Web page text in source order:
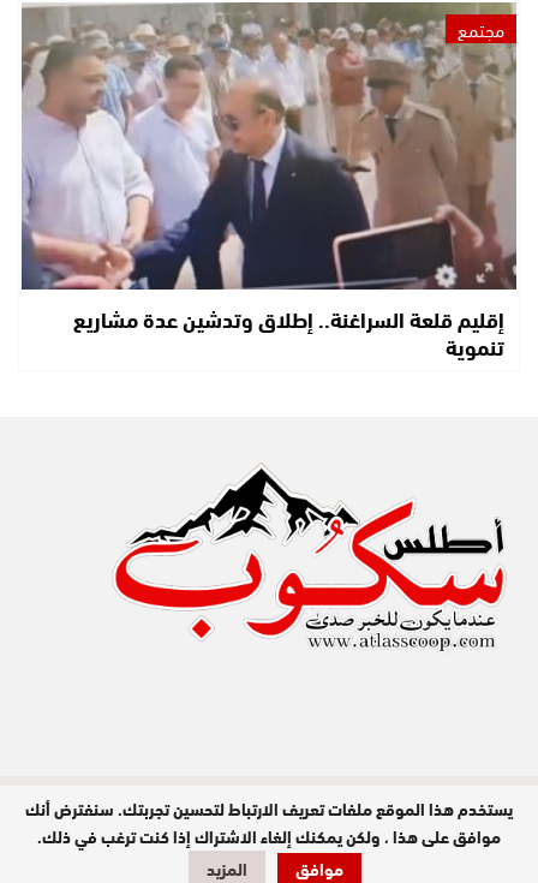
مجتمع
إقليم قلعة السراغنة.. إطلاق وتدشين عدة مشاريع
تنموية
مدير النشر : عبد الله عزي / جميع الحقوق
محفوظة © 2026
تصميم وبرمجة
يستخدم هذا الموقع ملفات تعريف الارتباط لتحسين تجربتك. سنفترض أنك
موافق على هذا ، ولكن يمكنك إلغاء الاشتراك إذا كنت ترغب في ذلك.
موافق
المزيد